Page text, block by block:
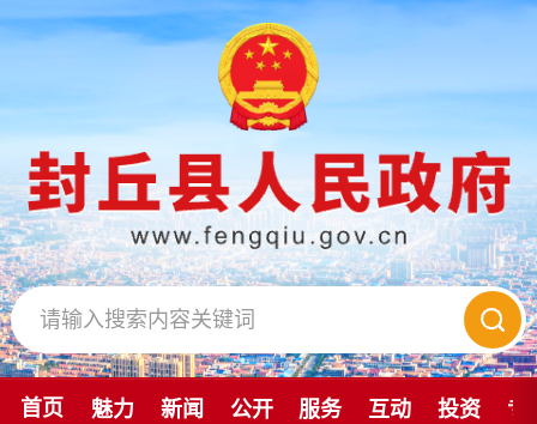
首页 魅力 新闻 公开 服务 互动 投资 专